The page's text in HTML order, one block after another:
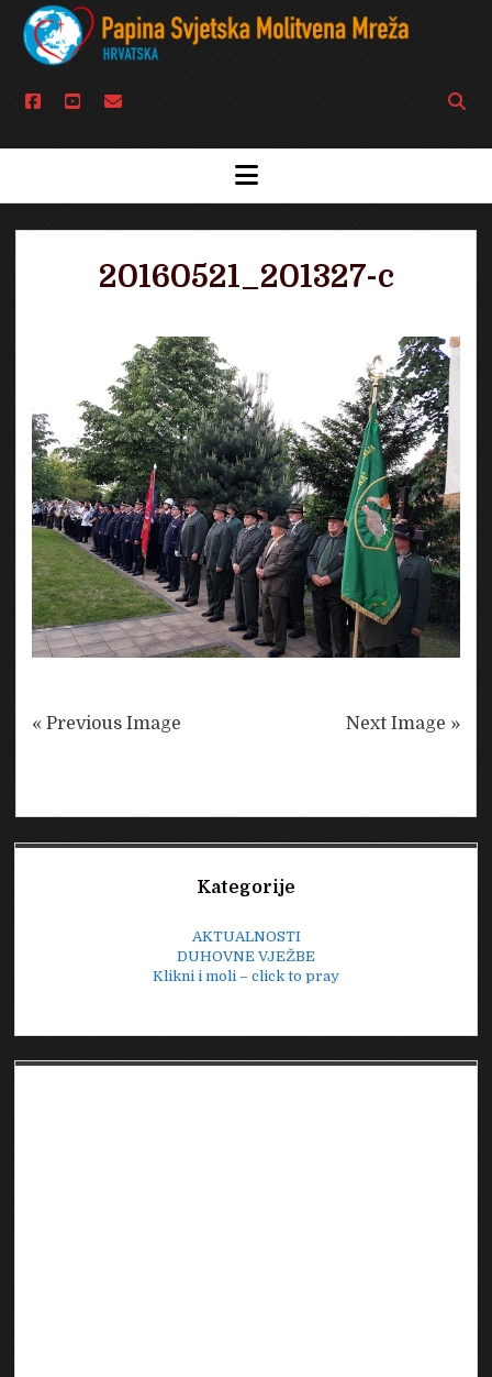
facebook
youtubeemail
Open
bar
open
menu
20160521_201327-c
« Previous Image Next Image »
Kategorije
AKTUALNOSTI
DUHOVNE VJEŽBE
Klikni i moli – click to pray